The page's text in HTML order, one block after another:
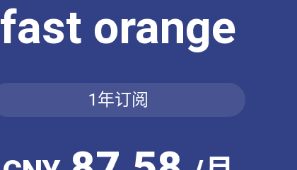
fast orange
1年订阅